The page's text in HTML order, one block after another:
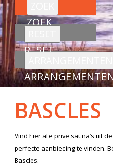
ZOEK
RESET
BASCLES
Vind hier alle privé sauna’s uit
perfecte aanbieding te vinden.
Bascles.